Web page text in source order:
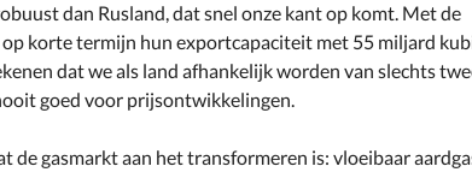
dan Rusland, dat snel onze kant op komt. Met de
korte termijn hun exportcapaciteit met 55 miljard
dat we als land afhankelijk worden van slechts
goed voor prijsontwikkelingen.
de gasmarkt aan het transformeren is: vloeibaar